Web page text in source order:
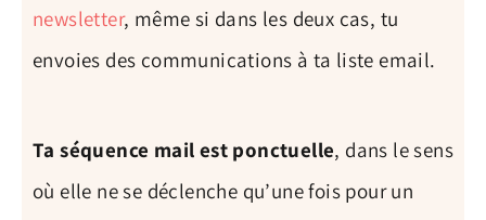
newsletter, même si dans les deux cas, tu
envoies des communications à ta liste email.
Ta séquence mail est ponctuelle, dans le sens
où elle ne se déclenche qu’une fois pour un